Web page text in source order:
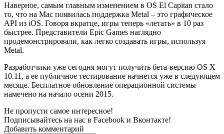
Наверное, самым главным изменением в OS El Capitan стало
то, что на Mac появилась поддержка Metal – это графическое
API из iOS. Говоря вкратце, игры теперь «летать» в 10 раз
быстрее. Представители Epic Games наглядно
продемонстрировали, как легко создавать игры, используя
Metal.
Разработчики уже сегодня могут получить бета-версию OS X
10.11, а ее публичное тестирование начнется уже в следующем
месяце. Бесплатное обновление операционной системы
намечено на начало осени 2015.
Не пропусти самое интересное!
Подписывайтесь на нас в Facebook и Вконтакте!
Добавить комментарий